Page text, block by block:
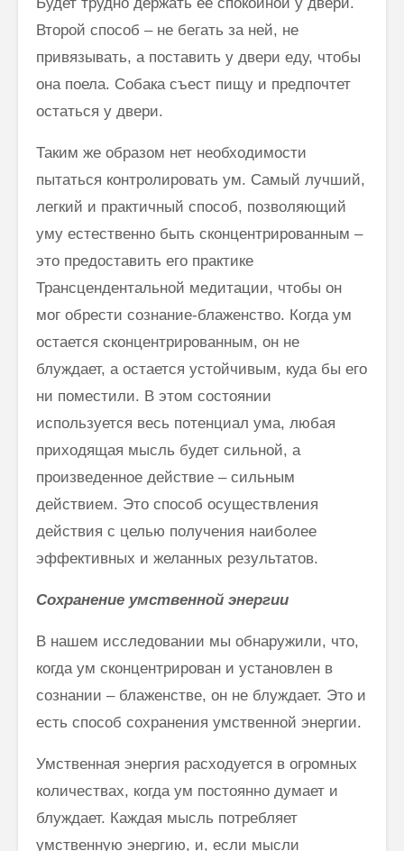
Второй способ – не бегать за ней, не
привязывать, а поставить у двери еду, чтобы
она поела. Собака съест пищу и предпочтет
остаться у двери.
Таким же образом нет необходимости
пытаться контролировать ум. Самый лучший,
легкий и практичный способ, позволяющий
уму естественно быть сконцентрированным –
это предоставить его практике
Трансцендентальной медитации, чтобы он
мог обрести сознание-блаженство. Когда ум
остается сконцентрированным, он не
блуждает, а остается устойчивым, куда бы его
ни поместили. В этом состоянии
используется весь потенциал ума, любая
приходящая мысль будет сильной, а
произведенное действие – сильным
действием. Это способ осуществления
действия с целью получения наиболее
эффективных и желанных результатов.
Сохранение умственной энергии
В нашем исследовании мы обнаружили, что,
когда ум сконцентрирован и установлен в
сознании – блаженстве, он не блуждает. Это и
есть способ сохранения умственной энергии.
Умственная энергия расходуется в огромных
количествах, когда ум постоянно думает и
блуждает. Каждая мысль потребляет
умственную энергию, и, если мысли